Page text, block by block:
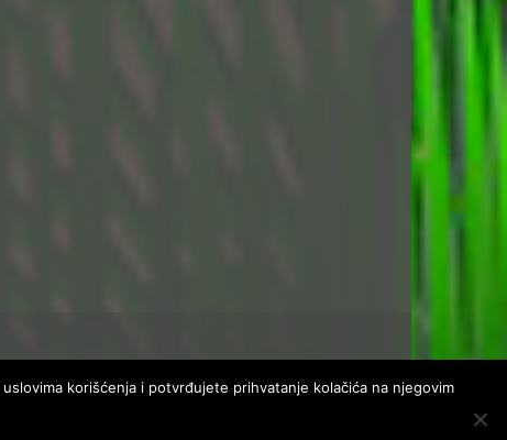
korišćenja i potvrđujete prihvatanje kolačića na njegovim